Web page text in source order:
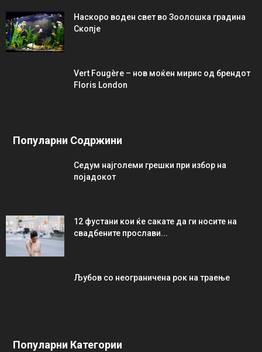
Наскоро воден свет во Зоолошка градина
Скопје
Vert Fougère – нов моќен мирис од брендот
Floris London
Популарни Содржини
Седум најголеми грешки при избор на
појадокот
12 фустани кои ќе сакате да ги носите на
свадбените прослави...
Љубов со неограниченa рок на траење
Популарни Категории